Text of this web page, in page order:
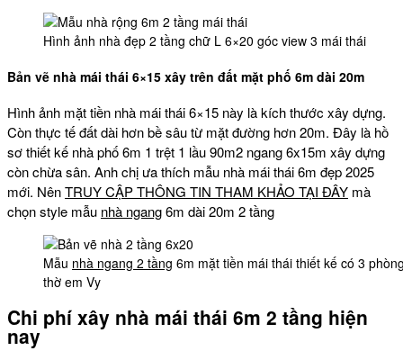
Hình ảnh nhà đẹp 2 tầng chữ L 6×20 góc view 3 mái thái
Bản vẽ nhà mái thái 6×15 xây trên đất mặt phố 6m dài 20m
Hình ảnh mặt tiền nhà mái thái 6×15 này là kích thước xây dựng.
Còn thực tế đất dài hơn bề sâu từ mặt đường hơn 20m. Đây là hồ
sơ thiết kế nhà phố 6m 1 trệt 1 lầu 90m2 ngang 6x15m xây dựng
còn chừa sân. Anh chị ưa thích mẫu nhà mái thái 6m đẹp 2025
mới. NênTRUY CẬP THÔNG TIN THAM KHẢO TẠI ĐÂY mà
chọn style mẫu nhà ngang6m dài 20m 2 tầng
Mẫu nhà ngang 2 tầng 6m mặt tiền mái thái thiết kế có 3
thờ em Vy
Chi phí xây nhà mái thái 6m 2 tầng hiện
nay